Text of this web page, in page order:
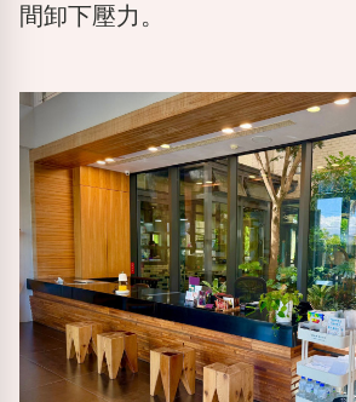
間卸下壓力。